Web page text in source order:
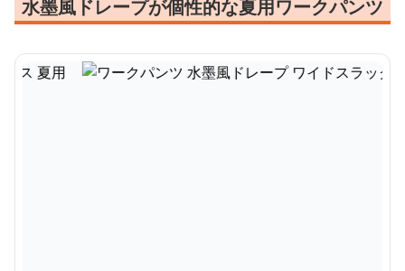
水墨風ドレープが個性的な夏用ワークパンツ